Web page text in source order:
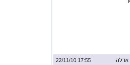
17:55 22/11/10 אדלה